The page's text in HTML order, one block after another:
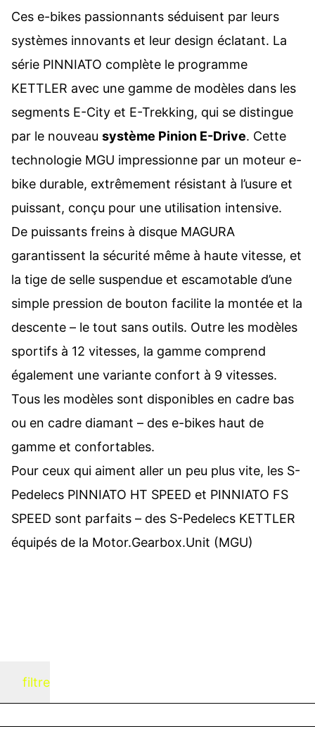
Ces e-bikes passionnants séduisent par leurs
systèmes innovants et leur design éclatant. La
série PINNIATO complète le programme
KETTLER avec une gamme de modèles dans les
segments E-City et E-Trekking, qui se distingue
par le nouveau système Pinion E-Drive. Cette
technologie MGU impressionne par un moteur e-
bike durable, extrêmement résistant à l’usure et
puissant, conçu pour une utilisation intensive.
De puissants freins à disque MAGURA
garantissent la sécurité même à haute vitesse, et
la tige de selle suspendue et escamotable d’une
simple pression de bouton facilite la montée et la
descente – le tout sans outils. Outre les modèles
sportifs à 12 vitesses, la gamme comprend
également une variante confort à 9 vitesses.
Tous les modèles sont disponibles en cadre bas
ou en cadre diamant – des e-bikes haut de
gamme et confortables.
Pour ceux qui aiment aller un peu plus vite, les S-
Pedelecs PINNIATO HT SPEED et PINNIATO FS
SPEED sont parfaits – des S-Pedelecs KETTLER
équipés de la Motor.Gearbox.Unit (MGU)
filtre